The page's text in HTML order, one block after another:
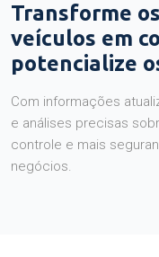
Transforme
veículos em
potencialize
Com informações
e análises precisas
controle e mais
negócios.